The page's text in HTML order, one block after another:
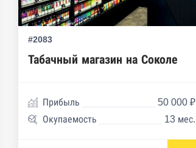
#2083
Табачный магазин на Соколе
Прибыль
50 000 ₽
Окупаемость
13 мес.